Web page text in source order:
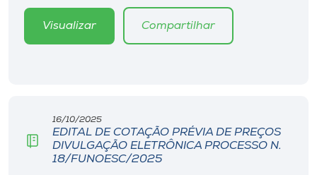
Visualizar Compartilhar
16/10/2025
EDITAL DE COTAÇÃO PRÉVIA DE PREÇOS
DIVULGAÇÃO ELETRÔNICA PROCESSO N.
18/FUNOESC/2025